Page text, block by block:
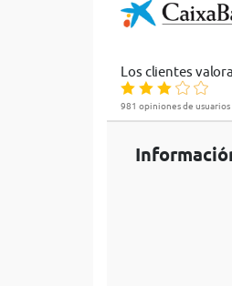
Los clientes
981 opiniones de usuarios